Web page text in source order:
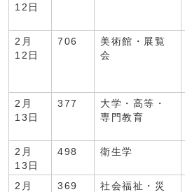
12日
2月
12日
706
美術館・展覧
会
2月
13日
377
大学・高等・
専門教育
2月
13日
498 衛生学
2月
369
社会福祉・災